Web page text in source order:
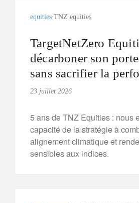
equities TNZ equities
TargetNetZero
décarboner son
sans sacrifier la
23 juillet 2026
5 ans de TNZ Equities : nous
capacité de la stratégie à
alignement climatique et
sensibles aux indices.